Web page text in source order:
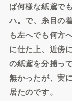
ば何様な紙鳶で
ハ。で、糸目の
も左へでも何方
に仕た上、近傍
の紙鳶を分捕っ
無かったが、実
居たのです。